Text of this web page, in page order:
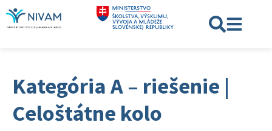
Kategória A – riešenie |
Celoštátne kolo